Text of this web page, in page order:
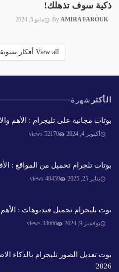
ذكية سوف تذهلك!
By AMIRA FAROUK مايو 5, 2024
View all أفكار تسويقية للمطاعم
الأكثر شهرة
بوتات مجانية على تليجرام : الأهم والأقوى
أكتوبر 4, 2024 52170 views
بوتات تلجرام تحميل من المواقع : الأفضل
يناير 25, 2025 48459 views
بوت تليجرام تحميل فيديوهات : الأهم 2026✨️
نوفمبر 9, 2024 33666 views
بوت تعديل الصور تليجرام بالذكاء
2026